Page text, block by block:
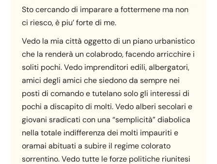
Sto cercando di imparare a fottermene ma non
ci riesco, è piu’ forte di me.
Vedo la mia città oggetto di un piano urbanistico
che la renderà un colabrodo, facendo arricchire i
soliti pochi. Vedo imprenditori edili, albergatori,
amici degli amici che siedono da sempre nei
posti di comando e tutelano solo gli interessi di
pochi a discapito di molti. Vedo alberi secolari e
giovani sradicati con una “semplicità” diabolica
nella totale indifferenza dei molti impauriti e
oramai abituati a subire il regime colorato
sorrentino. Vedo tutte le forze politiche riunitesi